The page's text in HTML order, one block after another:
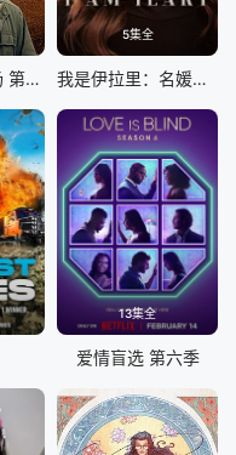
克拉克森的农场 第四季
5集全
我是伊拉里：名媛新生活
13集全
爱情盲选 第六季